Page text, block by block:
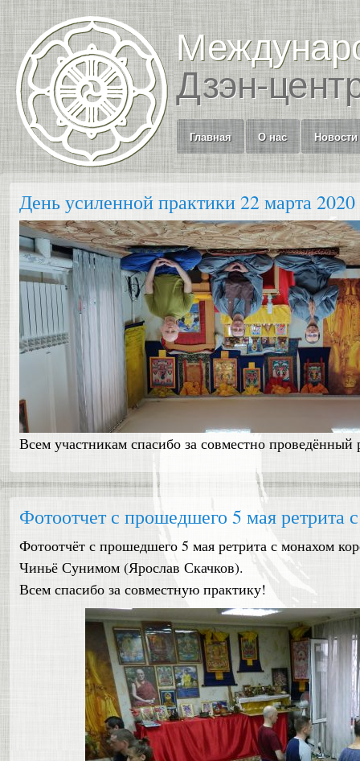
Дзэн-
Главная О нас Новости
День усиленной практики 22 марта 2020
Всем участникам спасибо за совместно проведённый
Фотоотчет с прошедшего 5 мая
Фотоотчёт с прошедшего 5 мая ретрита с монахом
Чиньё Сунимом (Ярослав Скачков).
Всем спасибо за совместную практику!